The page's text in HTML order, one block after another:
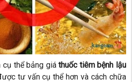
cụ thể bảng giáthuốc tiêm bệnh lậu
tư vấn cụ thể hơn và cách chữa